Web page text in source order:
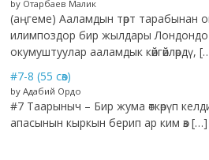
by Отарбаев Малик
(аңгеме) Ааламдын төрт тарабынан
илимпоздор бир жылдары Лондондо
окумуштуулар ааламдык көйгөйлөрдү,
#7-8 (55 сөз)
by Адабий Ордо
#7 Таарыныч – Бир жума өткөрүп
апасынын кыркын берип ар ким өз […]